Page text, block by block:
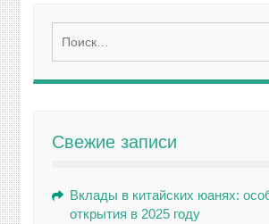
Свежие записи
Вклады в китайских юанях:
открытия в 2025 году